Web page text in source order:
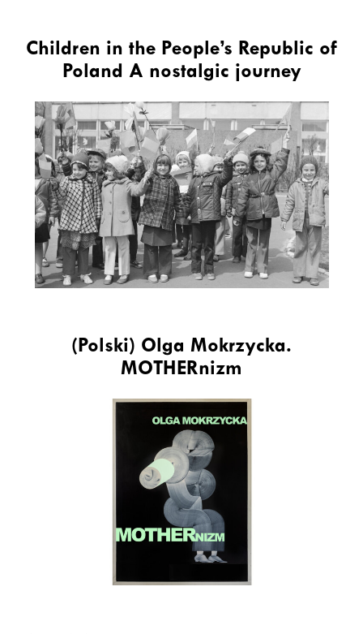
Children in the People’s Republic of
Poland A nostalgic journey
(Polski) Olga Mokrzycka.
MOTHERnizm